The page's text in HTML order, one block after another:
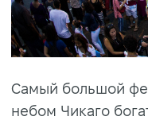
Самый большой
небом Чикаго